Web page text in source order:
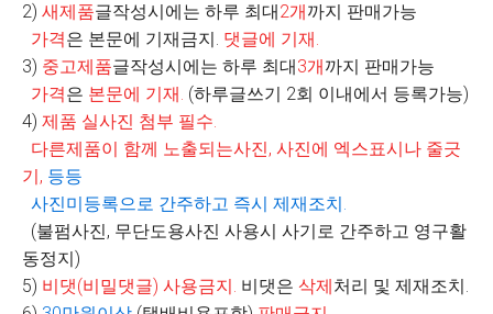
2) 새제품글작성시에는 하루 최대2개까지 판매가능
가격은 본문에 기재금지. 댓글에 기재.
3) 중고제품글작성시에는 하루 최대3개까지 판매가능
가격은 본문에 기재. (하루글쓰기 2회 이내에서 등록가능)
4) 제품 실사진 첨부 필수.
다른제품이 함께 노출되는사진, 사진에 엑스표시나 줄긋
기, 등등
사진미등록으로 간주하고 즉시 제재조치.
(불펌사진, 무단도용사진 사용시 사기로 간주하고 영구활
동정지)
5) 비댓(비밀댓글) 사용금지. 비댓은 삭제처리 및 제재조치.